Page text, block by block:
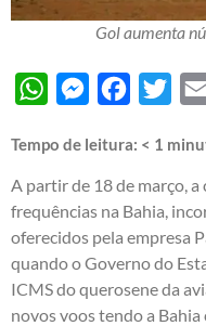
Gol aumenta
WhatsAppMessengerFacebook
Tempo de leitura: < 1
A partir de 18 de março,
frequências na Bahia,
oferecidos pela empresa
quando o Governo do
ICMS do querosene da
novos voos tendo a